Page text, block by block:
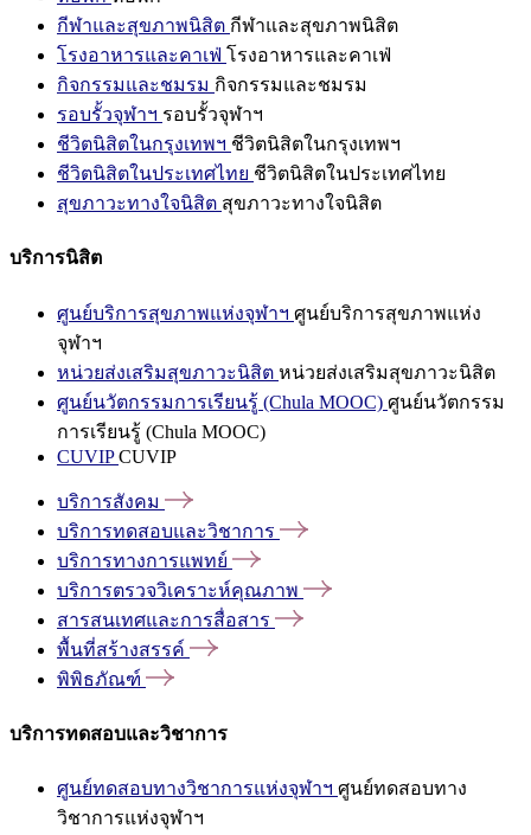
กีฬาและสุขภาพนิสิต กีฬาและสุขภาพนิสิต
โรงอาหารและคาเฟ่ โรงอาหารและคาเฟ่
กิจกรรมและชมรม กิจกรรมและชมรม
รอบรั้วจุฬาฯ รอบรั้วจุฬาฯ
ชีวิตนิสิตในกรุงเทพฯ ชีวิตนิสิตในกรุงเทพฯ
ชีวิตนิสิตในประเทศไทย ชีวิตนิสิตในประเทศไทย
สุขภาวะทางใจนิสิต สุขภาวะทางใจนิสิต
บริการนิสิต
ศูนย์บริการสุขภาพแห่งจุฬาฯ ศูนย์บริการสุขภาพแห่ง
จุฬาฯ
หน่วยส่งเสริมสุขภาวะนิสิต หน่วยส่งเสริมสุขภาวะนิสิต
ศูนย์นวัตกรรมการเรียนรู้ (Chula MOOC) ศูนย์นวัตกรรม
การเรียนรู้ (Chula MOOC)
CUVIPCUVIP
บริการสังคม
บริการทดสอบและวิชาการ
บริการทางการแพทย์
บริการตรวจวิเคราะห์คุณภาพ
สารสนเทศและการสื่อสาร
พื้นที่สร้างสรรค์
พิพิธภัณฑ์
บริการทดสอบและวิชาการ
ศูนย์ทดสอบทางวิชาการแห่งจุฬาฯ ศูนย์ทดสอบทาง
วิชาการแห่งจุฬาฯ